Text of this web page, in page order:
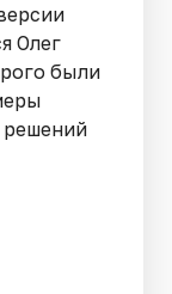
Олег
были
решений